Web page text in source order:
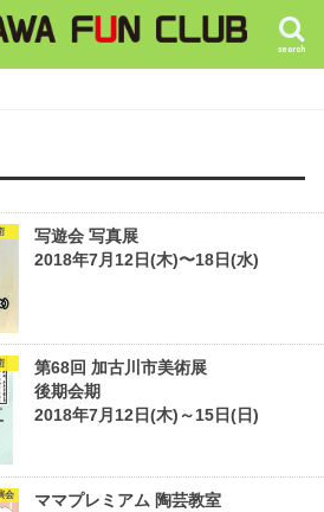
search
写遊会 写真展
2018年7月12日(木)〜18日(水)
第68回 加古川市美術展
後期会期
2018年7月12日(木)～15日(日)
会
ママプレミアム 陶芸教室